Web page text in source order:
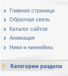
Главная страница
Обратная связь
Каталог сайтов
Анимация
Ники и никнеймы
Категории раздела